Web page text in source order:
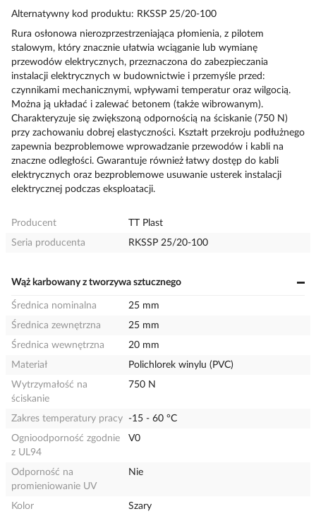
Alternatywny kod produktu: RKSSP 25/20-100
Rura osłonowa nierozprzestrzeniająca płomienia, z pilotem
stalowym, który znacznie ułatwia wciąganie lub wymianę
przewodów elektrycznych, przeznaczona do zabezpieczania
instalacji elektrycznych w budownictwie i przemyśle przed:
czynnikami mechanicznymi, wpływami temperatur oraz wilgocią.
Można ją układać i zalewać betonem (także wibrowanym).
Charakteryzuje się zwiększoną odpornością na ściskanie (750 N)
przy zachowaniu dobrej elastyczności. Kształt przekroju podłużnego
zapewnia bezproblemowe wprowadzanie przewodów i kabli na
znaczne odległości. Gwarantuje również łatwy dostęp do kabli
elektrycznych oraz bezproblemowe usuwanie usterek instalacji
elektrycznej podczas eksploatacji.
Producent
TT Plast
Seria producenta
RKSSP 25/20-100
Wąż karbowany z tworzywa sztucznego
Średnica nominalna
25 mm
Średnica zewnętrzna
25 mm
Średnica wewnętrzna
20 mm
Materiał
Polichlorek winylu (PVC)
Wytrzymałość na
ściskanie
750 N
Zakres temperatury pracy
-15 - 60 °C
Ognioodporność zgodnie
z UL94
V0
Odporność na
promieniowanie UV
Nie
Kolor Szary